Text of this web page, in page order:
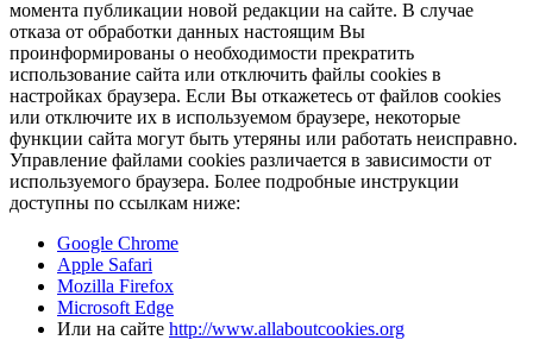
момента публикации новой редакции на сайте. В случае
отказа от обработки данных настоящим Вы
проинформированы о необходимости прекратить
использование сайта или отключить файлы cookies в
настройках браузера. Если Вы откажетесь от файлов cookies
или отключите их в используемом браузере, некоторые
функции сайта могут быть утеряны или работать неисправно.
Управление файлами cookies различается в зависимости от
используемого браузера. Более подробные инструкции
доступны по ссылкам ниже:
Google Chrome
Apple Safari
Mozilla Firefox
Microsoft Edge
Или на сайте http://www.allaboutcookies.org